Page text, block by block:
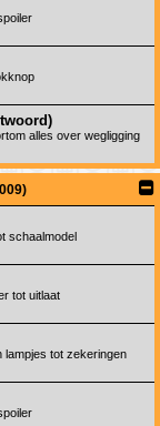
alles over wegligging
schaalmodel
tot uitlaat
lampjes tot zekeringen